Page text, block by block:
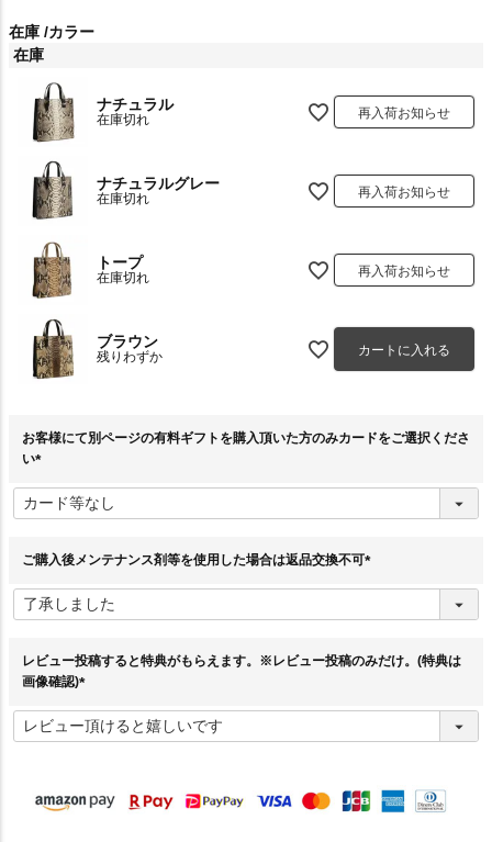
在庫 カラー
在庫
ナチュラル
在庫切れ 再入荷お知らせ
ナチュラルグレー
在庫切れ 再入荷お知らせ
トープ
在庫切れ 再入荷お知らせ
ブラウン
残りわずか カートに入れる
お客様にて別ページの有料ギフトを購入頂いた方のみカードをご選択くださ
い
必
須
ご購入後メンテナンス剤等を使用した場合は返品交換不可
須
レビュー投稿すると特典がもらえます。※レビュー投稿のみだけ。(特典は
画像確認)
必
須